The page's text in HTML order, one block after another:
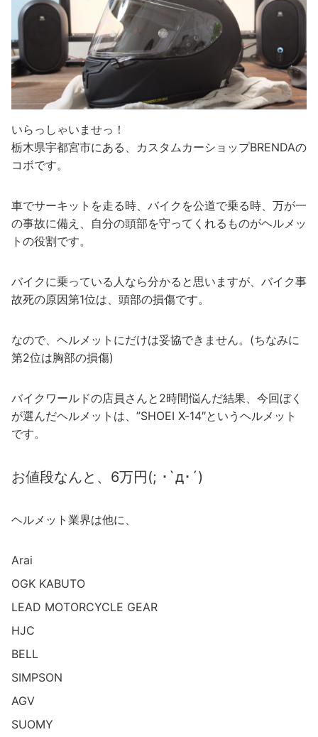
いらっしゃいませっ！
栃木県宇都宮市にある、カスタムカーショップBRENDAの
コボです。
車でサーキットを走る時、バイクを公道で乗る時、万が一
の事故に備え、自分の頭部を守ってくれるものがヘルメッ
トの役割です。
バイクに乗っている人なら分かると思いますが、バイク事
故死の原因第1位は、頭部の損傷です。
なので、ヘルメットにだけは妥協できません。(ちなみに
第2位は胸部の損傷)
バイクワールドの店員さんと2時間悩んだ結果、今回ぼく
が選んだヘルメットは、”SHOEI X-14″というヘルメット
です。
お値段なんと、6万円(; ･`д･´)
ヘルメット業界は他に、
Arai
OGK KABUTO
LEAD MOTORCYCLE GEAR
HJC
BELL
SIMPSON
AGV
SUOMY